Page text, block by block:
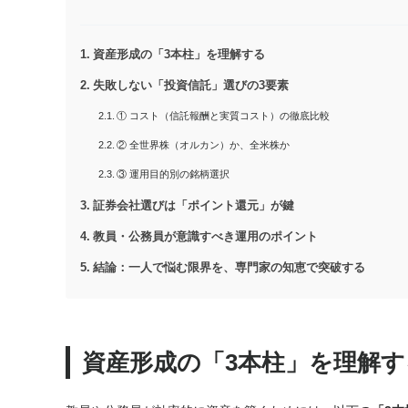
資産形成の「3本柱」を理解する
失敗しない「投資信託」選びの3要素
① コスト（信託報酬と実質コスト）の徹底比較
② 全世界株（オルカン）か、全米株か
③ 運用目的別の銘柄選択
証券会社選びは「ポイント還元」が鍵
教員・公務員が意識すべき運用のポイント
結論：一人で悩む限界を、専門家の知恵で突破する
資産形成の「3本柱」を理解